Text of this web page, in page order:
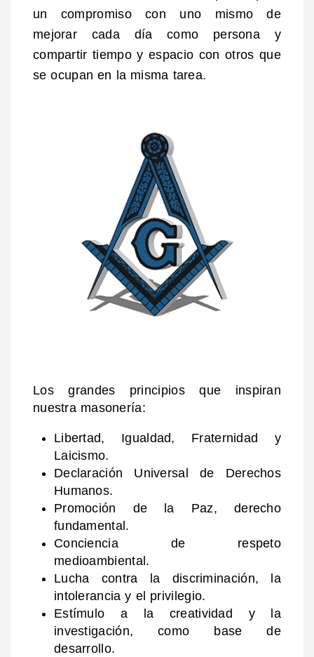
un compromiso con uno mismo de
mejorar cada día como persona y
compartir tiempo y espacio con otros que
se ocupan en la misma tarea.
Los grandes principios que inspiran
nuestra masonería:
Libertad, Igualdad, Fraternidad y
Laicismo.
Declaración Universal de Derechos
Humanos.
Promoción de la Paz, derecho
fundamental.
Conciencia de respeto
medioambiental.
Lucha contra la discriminación, la
intolerancia y el privilegio.
Estímulo a la creatividad y la
investigación, como base de
desarrollo.